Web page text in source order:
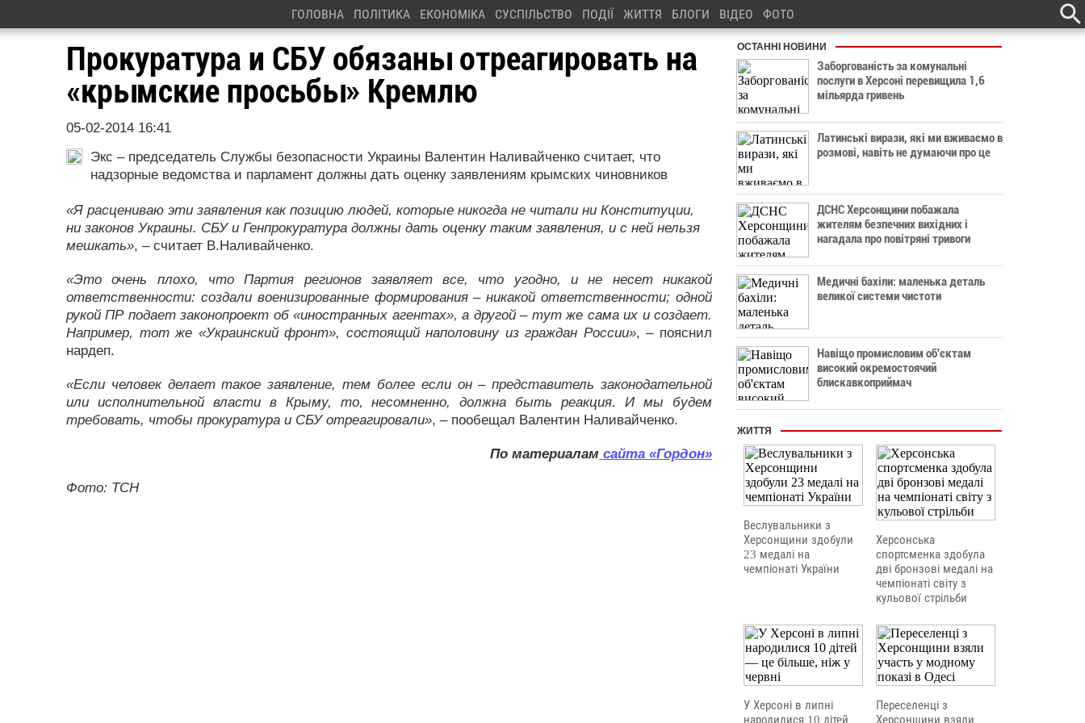
ГОЛОВНА ПОЛІТИКА ЕКОНОМІКА СУСПІЛЬСТВО ПОДІЇ ЖИТТЯ БЛОГИ ВІДЕО ФОТО
Прокуратура и СБУ обязаны отреагировать на
«крымские просьбы» Кремлю
05-02-2014 16:41
Экс – председатель Службы безопасности Украины Валентин Наливайченко считает, что
надзорные ведомства и парламент должны дать оценку заявлениям крымских чиновников
«Я расцениваю эти заявления как позицию людей, которые никогда не читали ни Конституции,
ни законов Украины. СБУ и Генпрокуратура должны дать оценку таким заявления, и с ней нельзя
мешкать», – считает В.Наливайченко.
«Это очень плохо, что Партия регионов заявляет все, что угодно, и не несет никакой
ответственности: создали военизированные формирования – никакой ответственности; одной
рукой ПР подает законопроект об «иностранных агентах», а другой – тут же сама их и создает.
Например, тот же «Украинский фронт», состоящий наполовину из граждан России», – пояснил
нардеп.
«Если человек делает такое заявление, тем более если он – представитель законодательной
или исполнительной власти в Крыму, то, несомненно, должна быть реакция. И мы будем
требовать, чтобы прокуратура и СБУ отреагировали», – пообещал Валентин Наливайченко.
По материалам сайта «Гордон»
Фото: ТСН
ОСТАННІ НОВИНИ
Заборгованість за комунальні
послуги в Херсоні перевищила 1,6
мільярда гривень
Латинські вирази, які ми вживаємо в
розмові, навіть не думаючи про це
ДСНС Херсонщини побажала
жителям безпечних вихідних і
нагадала про повітряні тривоги
Медичні бахіли: маленька деталь
великої системи чистоти
Навіщо промисловим об'єктам
високий окремостоячий
блискавкоприймач
ЖИТТЯ
Веслувальники з
Херсонщини здобули
23 медалі на
чемпіонаті України
Херсонська
спортсменка здобула
дві бронзові медалі на
чемпіонаті світу з
кульової стрільби
У Херсоні в липні
народилися 10 дітей
Переселенці з
Херсонщини взяли